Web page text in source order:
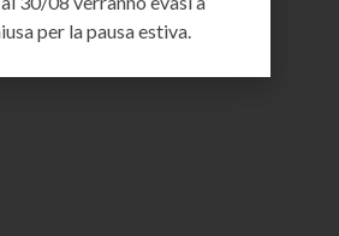
per la pausa estiva.